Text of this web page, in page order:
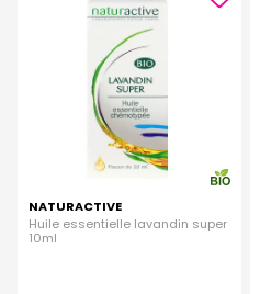
NATURACTIVE
Huile essentielle lavandin super
10ml